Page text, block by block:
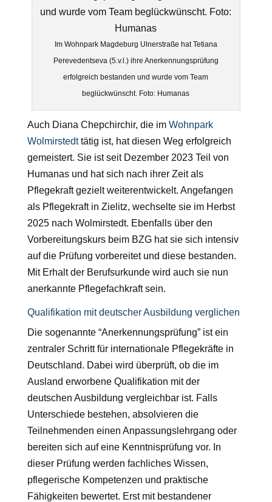
Im Wohnpark Magdeburg Ulnerstraße hat Tetiana
Perevedentseva (5.v.l.) ihre Anerkennungsprüfung
erfolgreich bestanden und wurde vom Team
beglückwünscht. Foto: Humanas
Auch Diana Chepchirchir, die im Wohnpark
Wolmirstedttätig ist, hat diesen Weg erfolgreich
gemeistert. Sie ist seit Dezember 2023 Teil von
Humanas und hat sich nach ihrer Zeit als
Pflegekraft gezielt weiterentwickelt. Angefangen
als Pflegekraft in Zielitz, wechselte sie im Herbst
2025 nach Wolmirstedt. Ebenfalls über den
Vorbereitungskurs beim BZG hat sie sich intensiv
auf die Prüfung vorbereitet und diese bestanden.
Mit Erhalt der Berufsurkunde wird auch sie nun
anerkannte Pflegefachkraft sein.
Qualifikation mit deutscher Ausbildung verglichen
Die sogenannte “Anerkennungsprüfung” ist ein
zentraler Schritt für internationale Pflegekräfte in
Deutschland. Dabei wird überprüft, ob die im
Ausland erworbene Qualifikation mit der
deutschen Ausbildung vergleichbar ist. Falls
Unterschiede bestehen, absolvieren die
Teilnehmenden einen Anpassungslehrgang oder
bereiten sich auf eine Kenntnisprüfung vor. In
dieser Prüfung werden fachliches Wissen,
pflegerische Kompetenzen und praktische
Fähigkeiten bewertet. Erst mit bestandener